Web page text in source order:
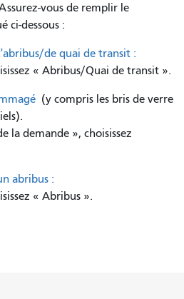
vous de remplir le
ci-dessous :
de quai de transit :
« Abribus/Quai de transit ».
(y compris les bris de verre
la demande », choisissez
abribus :
« Abribus ».